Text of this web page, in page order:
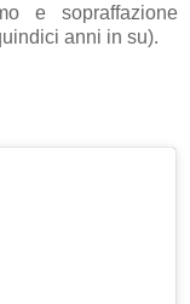
e sopraffazione
anni in su).